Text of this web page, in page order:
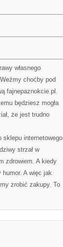
własnego
choćby pod
fajnepaznokcie.pl.
będziesz mogła
że jest trudno
sklepu internetowego
strzał w
zdrowiem. A kiedy
A więc jak
zrobić zakupy. To